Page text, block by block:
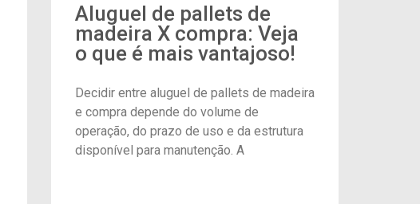
Aluguel de pallets de
madeira X compra: Veja
o que é mais vantajoso!
Decidir entre aluguel de pallets de madeira
e compra depende do volume de
operação, do prazo de uso e da estrutura
disponível para manutenção. A